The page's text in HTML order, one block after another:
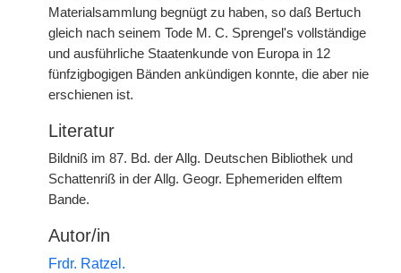
Materialsammlung begnügt zu haben, so daß Bertuch
gleich nach seinem Tode M. C. Sprengel's vollständige
und ausführliche Staatenkunde von Europa in 12
fünfzigbogigen Bänden ankündigen konnte, die aber nie
erschienen ist.
Literatur
Bildniß im 87. Bd. der Allg. Deutschen Bibliothek und
Schattenriß in der Allg. Geogr. Ephemeriden elftem
Bande.
Autor/in
Frdr. Ratzel.